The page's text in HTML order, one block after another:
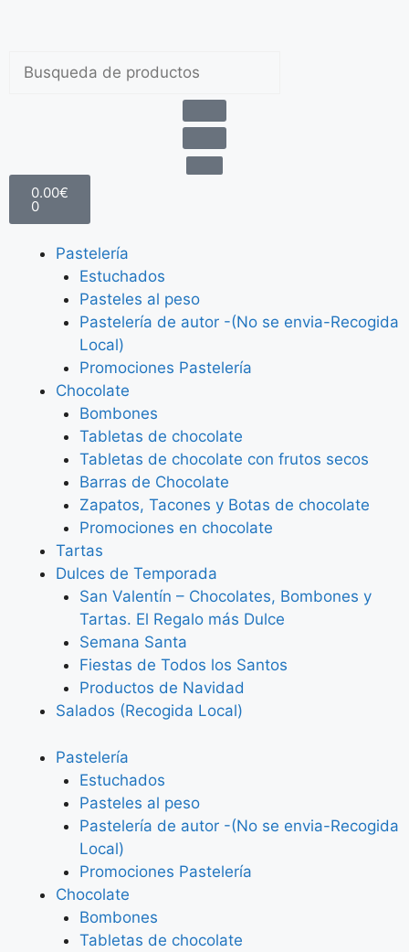
Envíos gratis a partir de 100 €
0.00€
0
Pastelería
Estuchados
Pasteles al peso
Pastelería de autor -(No se envia-Recogida
Local)
Promociones Pastelería
Chocolate
Bombones
Tabletas de chocolate
Tabletas de chocolate con frutos secos
Barras de Chocolate
Zapatos, Tacones y Botas de chocolate
Promociones en chocolate
Tartas
Dulces de Temporada
San Valentín – Chocolates, Bombones y
Tartas. El Regalo más Dulce
Semana Santa
Fiestas de Todos los Santos
Productos de Navidad
Salados (Recogida Local)
Pastelería
Estuchados
Pasteles al peso
Pastelería de autor -(No se envia-Recogida
Local)
Promociones Pastelería
Chocolate
Bombones
Tabletas de chocolate